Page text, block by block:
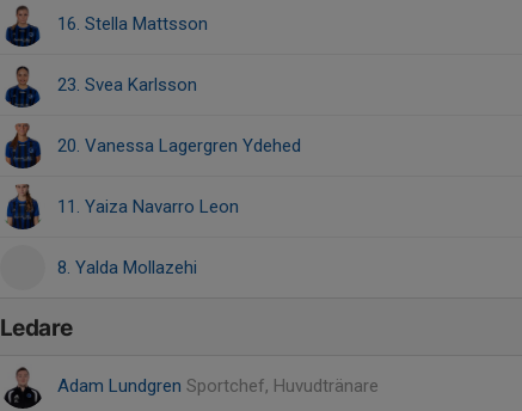
16. Stella Mattsson
23. Svea Karlsson
20. Vanessa Lagergren Ydehed
11. Yaiza Navarro Leon
8. Yalda Mollazehi
Ledare
Adam Lundgren Sportchef, Huvudtränare